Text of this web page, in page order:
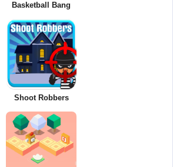
Basketball Bang
Shoot Robbers